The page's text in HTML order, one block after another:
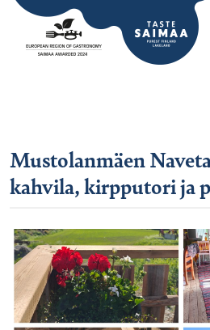
Mustolanmäen
kahvila, kirpputori ja